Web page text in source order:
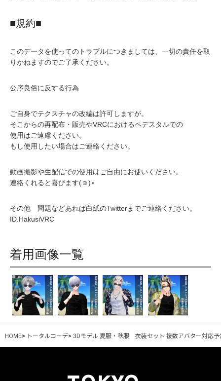
■規約■
このデータを使ってのトラブルにつきましては、一切の責任を取
りかねますのでご了承ください。
公序良俗に反する行為
ご自身でテクスチャの改編は許可しますが。
そこからの再配布・販売やVRCにおけるペデスタルでの
使用はご遠慮ください。
もし使用したい場合はご連絡ください。
動画撮影や生配信での使用はご自由にお使いください。
連絡くれると喜びます(☺)︎⋆
その他 問題などあれば白紙のTwitterまでご連絡ください。
ID.HakusiVRC
着用画像一覧
HOME> トータルコーデ> 3Dモデル 夏服・秋服 衣装セット 複数アバター対応予